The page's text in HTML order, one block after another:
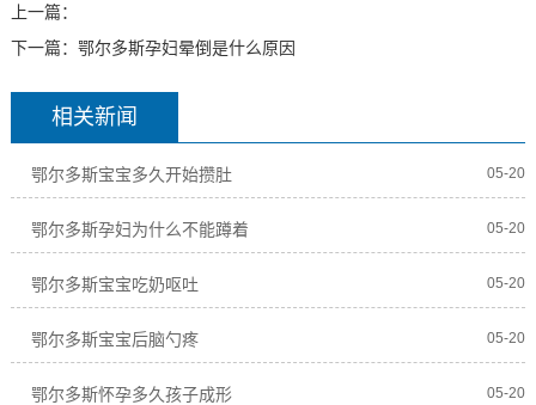
上一篇：
下一篇： 鄂尔多斯孕妇晕倒是什么原因
相关新闻
鄂尔多斯宝宝多久开始攒肚 05-20
鄂尔多斯孕妇为什么不能蹲着 05-20
鄂尔多斯宝宝吃奶呕吐 05-20
鄂尔多斯宝宝后脑勺疼 05-20
鄂尔多斯怀孕多久孩子成形 05-20